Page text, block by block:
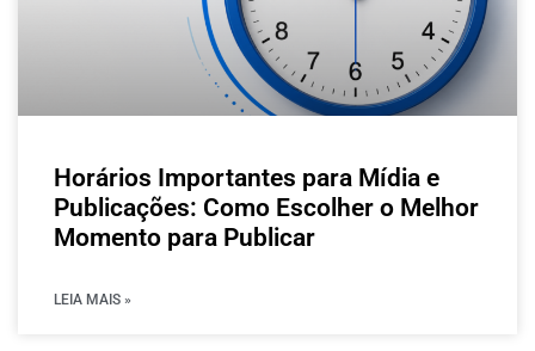
Horários Importantes para Mídia e
Publicações: Como Escolher o Melhor
Momento para Publicar
LEIA MAIS »